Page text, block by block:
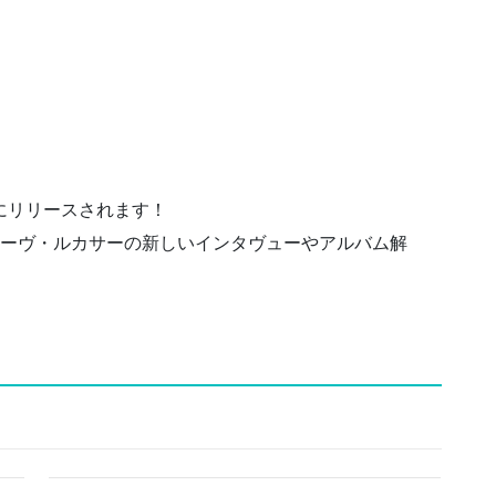
リースされます！
ヴ・ルカサーの新しいインタヴューやアルバム解